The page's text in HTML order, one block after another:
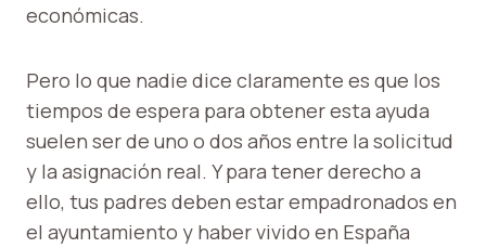
económicas.
Pero lo que nadie dice claramente es que los
tiempos de espera para obtener esta ayuda
suelen ser de uno o dos años entre la solicitud
y la asignación real. Y para tener derecho a
ello, tus padres deben estar empadronados en
el ayuntamiento y haber vivido en España